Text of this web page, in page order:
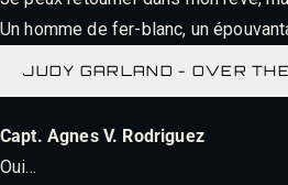
Un homme de fer-blanc, un
JUDY GARLAND - OVER
Capt. Agnes V. Rodriguez
Oui…